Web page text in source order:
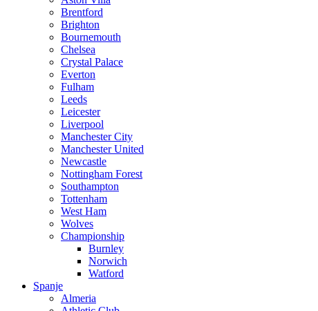
Brentford
Brighton
Bournemouth
Chelsea
Crystal Palace
Everton
Fulham
Leeds
Leicester
Liverpool
Manchester City
Manchester United
Newcastle
Nottingham Forest
Southampton
Tottenham
West Ham
Wolves
Championship
Burnley
Norwich
Watford
Spanje
Almeria